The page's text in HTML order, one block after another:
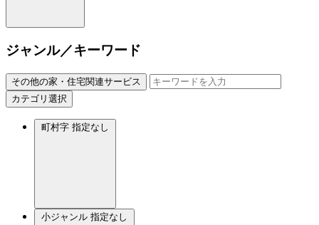
ジャンル／キーワード
その他の家・住宅関連サービス
カテゴリ選択
町村字 指定なし
小ジャンル 指定なし